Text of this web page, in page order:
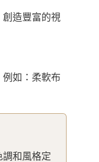
造豐富的視
如：柔軟布
和風格定